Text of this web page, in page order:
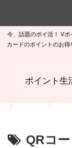
今、話題のポイ活！ V
カードのポイントのお
ポイント生
QRコ